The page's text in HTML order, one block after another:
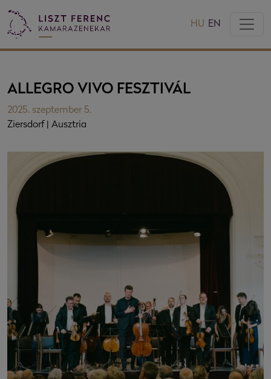
HU EN
ALLEGRO VIVO FESZTIVÁL
2025. szeptember 5.
Ziersdorf | Ausztria